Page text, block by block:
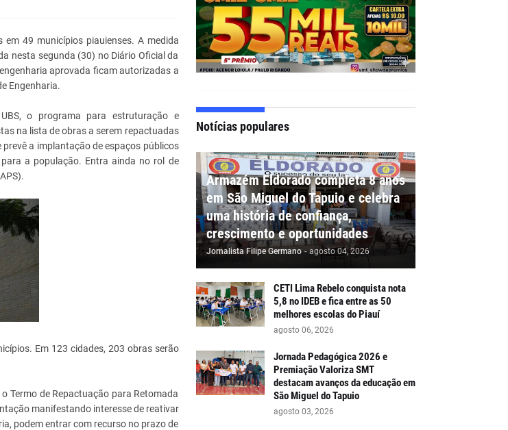
49 municípios piauienses. A medida
nesta segunda (30) no Diário Oficial da
aprovada ficam autorizadas a
Engenharia.
o programa para estruturação e
na lista de obras a serem repactuadas
a implantação de espaços públicos
a população. Entra ainda no rol de
Em 123 cidades, 203 obras serão
Termo de Repactuação para Retomada
manifestando interesse de reativar
podem entrar com recurso no prazo de
Notícias populares
Armazém Eldorado completa 8 anos
em São Miguel do Tapuio e celebra
uma história de confiança,
crescimento e oportunidades
Jornalista Filipe Germano - agosto 04, 2026
CETI Lima Rebelo conquista nota
5,8 no IDEB e fica entre as 50
melhores escolas do Piauí
agosto 06, 2026
Jornada Pedagógica 2026 e
Premiação Valoriza SMT
destacam avanços da educação em
São Miguel do Tapuio
agosto 03, 2026